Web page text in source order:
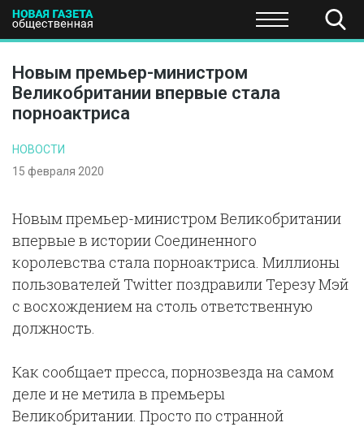
ПОЛИТИКА ЭКОНОМИКА НАУКА И
Новым премьер-министром
Великобритании впервые стала
порноактриса
НОВОСТИ
15 февраля 2020
Новым премьер-министром Великобритании
впервые в истории Соединенного
королевства стала порноактриса. Миллионы
пользователей Twitter поздравили Терезу Мэй
с восхождением на столь ответственную
должность.
Как сообщает пресса, порнозвезда на самом
деле и не метила в премьеры
Великобритании. Просто по странной